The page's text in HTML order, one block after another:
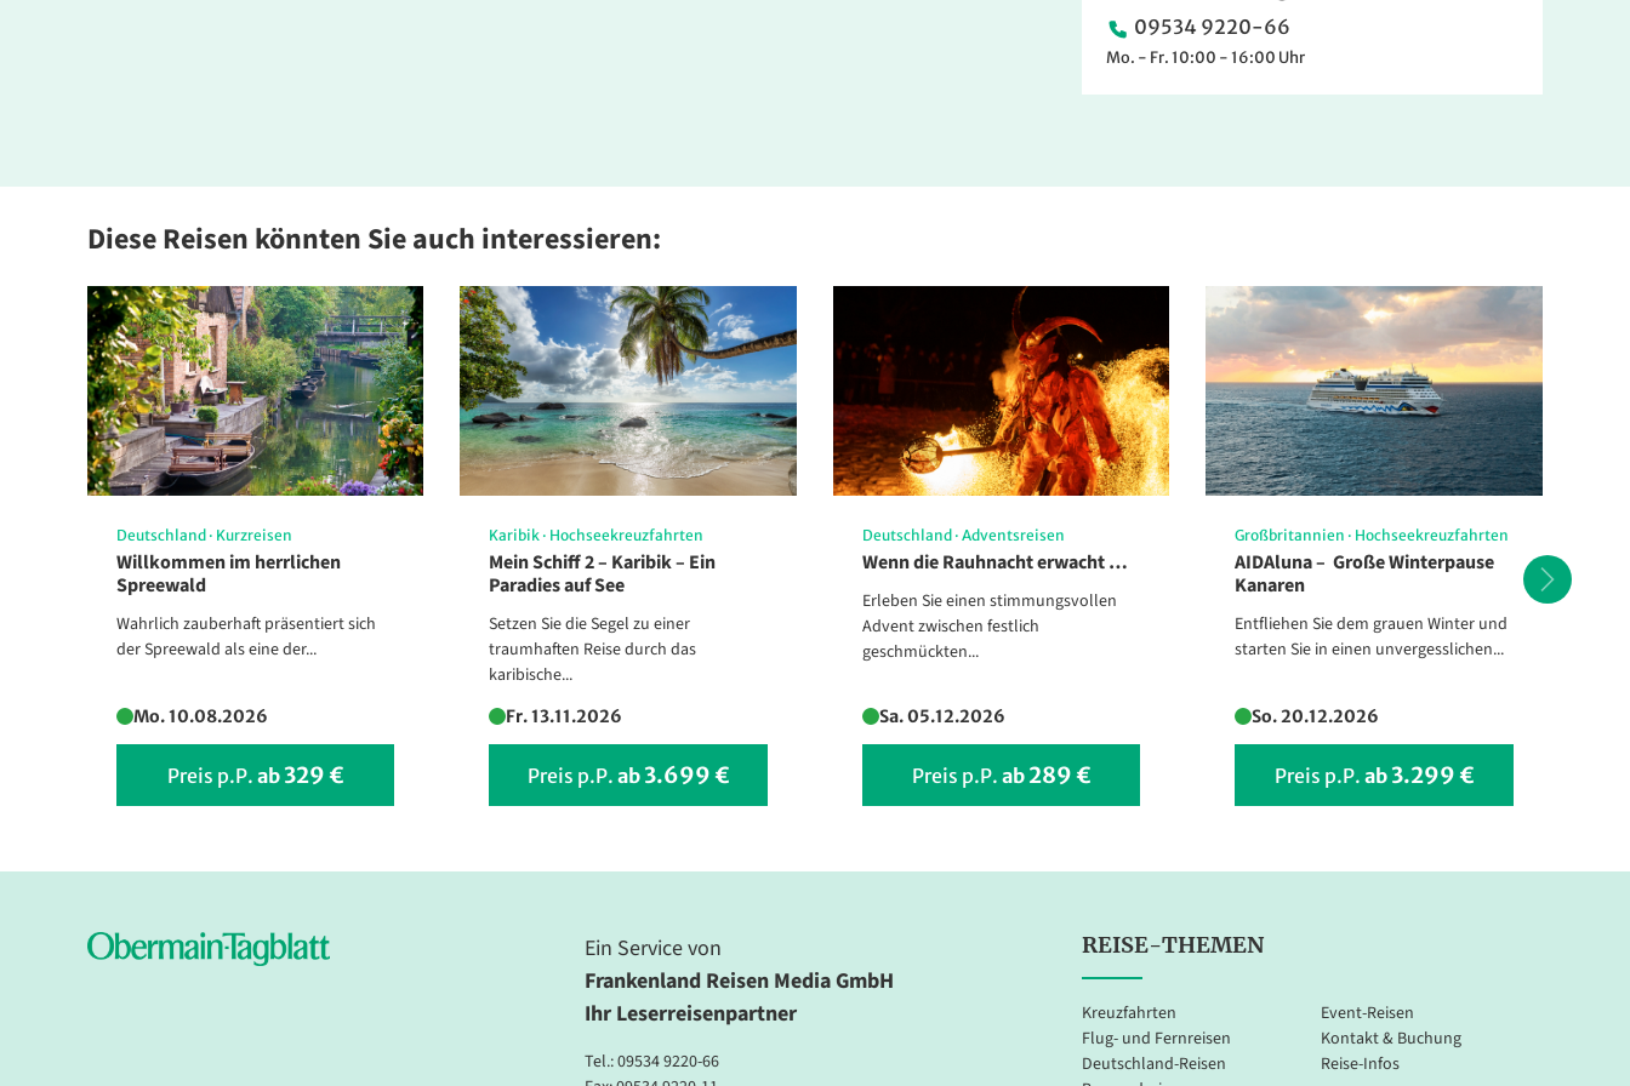
Prag - Weihnachtsmarkt
© cge2010 - stock.adobe.com
09534 9220-66
Mo. - Fr. 10:00 - 16:00 Uhr
Diese Reisen könnten Sie auch interessieren:
Deutschland · Kurzreisen
Willkommen im herrlichen
Spreewald
Wahrlich zauberhaft präsentiert sich
der Spreewald als eine der...
Mo. 10.08.2026
Preis p.P. ab 329 €
Karibik · Hochseekreuzfahrten
Mein Schiff 2 – Karibik – Ein
Paradies auf See
Setzen Sie die Segel zu einer
traumhaften Reise durch das
karibische...
Fr. 13.11.2026
Preis p.P. ab 3.699 €
Deutschland· Adventsreisen
Wenn die Rauhnacht erwacht …
Erleben Sie einen stimmungsvollen
Advent zwischen festlich
geschmückten...
Sa. 05.12.2026
Preis p.P. ab 289 €
Großbritannien · Hochseekreuzfahrten
AIDAluna – Große Winterpause
Kanaren
Entfliehen Sie dem grauen Winter und
starten Sie in einen unvergesslichen...
So. 20.12.2026
Preis p.P. ab 3.299 €
Ein Service von
Frankenland Reisen Media GmbH
Ihr Leserreisenpartner
Tel.:09534 9220-66
REISE-THEMEN
Kreuzfahrten
Flug- und Fernreisen
Deutschland-Reisen
Event-Reisen
Kontakt & Buchung
Reise-Infos